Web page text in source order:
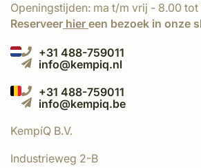
Openingstijden: ma t/m vrij - 8.00 tot
Reserveer hier een bezoek in onze
+31 488-759011
info@kempiq.nl
+31 488-759011
info@kempiq.be
KempíQ B.V.
Industrieweg 2-B